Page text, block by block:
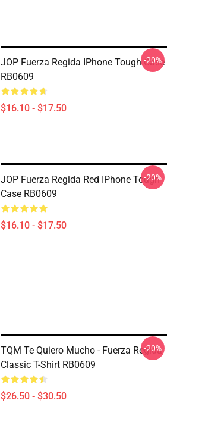
JOP Fuerza Regida IPhone Tough Case
RB0609
$16.10 - $17.50
-20%
JOP Fuerza Regida Red IPhone Tough
Case RB0609
$16.10 - $17.50
-20%
TQM Te Quiero Mucho - Fuerza Regida
Classic T-Shirt RB0609
$26.50 - $30.50
-20%